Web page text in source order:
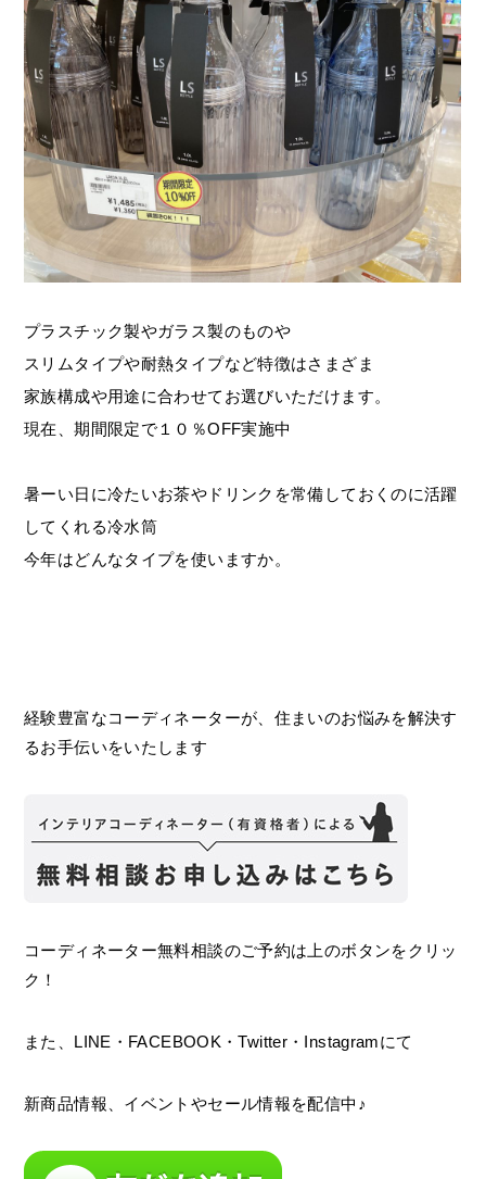
プラスチック製やガラス製のものや
スリムタイプや耐熱タイプなど特徴はさまざま
家族構成や用途に合わせてお選びいただけます。
現在、期間限定で１０％OFF実施中
暑ーい日に冷たいお茶やドリンクを常備しておくのに活躍
してくれる冷水筒
今年はどんなタイプを使いますか。
経験豊富なコーディネーターが、住まいのお悩みを解決す
るお手伝いをいたします
コーディネーター無料相談のご予約は上のボタンをクリッ
ク！
また、LINE・FACEBOOK・Twitter・Instagramにて
新商品情報、イベントやセール情報を配信中♪